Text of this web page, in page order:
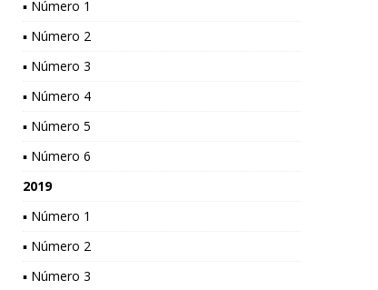
▪ Número 1
▪ Número 2
▪ Número 3
▪ Número 4
▪ Número 5
▪ Número 6
2019
▪ Número 1
▪ Número 2
▪ Número 3